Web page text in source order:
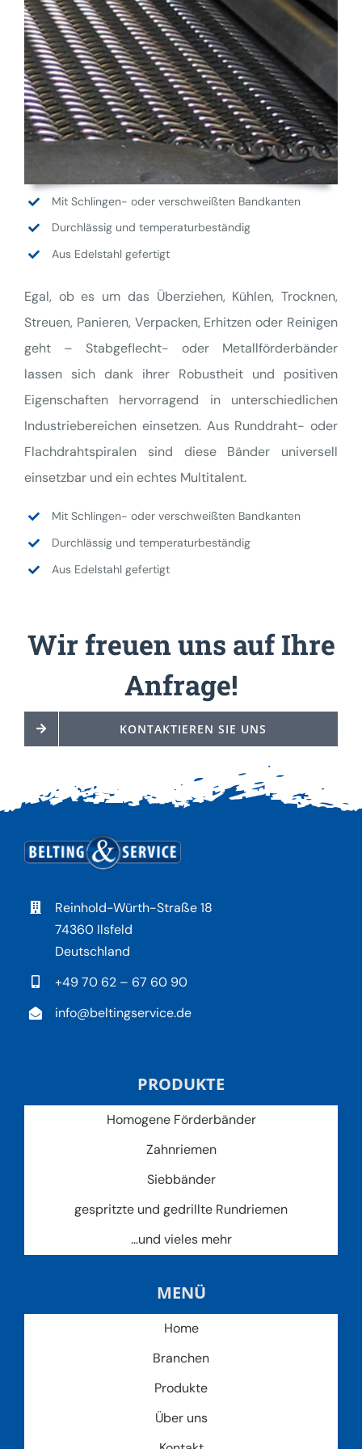
Mit Schlingen- oder verschweißten Bandkanten
Durchlässig und temperaturbeständig
Aus Edelstahl gefertigt
Egal, ob es um das Überziehen, Kühlen, Trocknen,
Streuen, Panieren, Verpacken, Erhitzen oder Reinigen
geht – Stabgeflecht- oder Metallförderbänder
lassen sich dank ihrer Robustheit und positiven
Eigenschaften hervorragend in unterschiedlichen
Industriebereichen einsetzen. Aus Runddraht- oder
Flachdrahtspiralen sind diese Bänder universell
einsetzbar und ein echtes Multitalent.
Mit Schlingen- oder verschweißten Bandkanten
Durchlässig und temperaturbeständig
Aus Edelstahl gefertigt
Wir freuen uns auf Ihre
Anfrage!
KONTAKTIEREN SIE UNS
Reinhold-Würth-Straße 18
74360 Ilsfeld
Deutschland
+49 70 62 – 67 60 90
info@beltingservice.de
PRODUKTE
Homogene Förderbänder
Zahnriemen
Siebbänder
gespritzte und gedrillte Rundriemen
…und vieles mehr
MENÜ
Home
Branchen
Produkte
Über uns